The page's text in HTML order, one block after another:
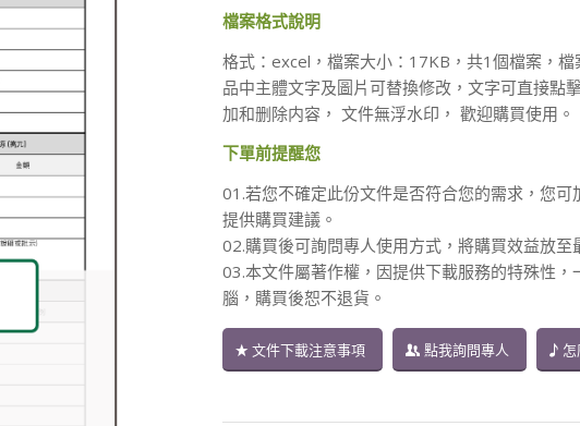
檔案格式說明
格式：excel，檔案大小：17KB，共1個檔案，
品中主體文字及圖片可替換修改，文字可直接點
加和删除内容， 文件無浮水印， 歡迎購買使用。
下單前提醒您
01.若您不確定此份文件是否符合您的需求，您可
提供購買建議。
02.購買後可詢問專人使用方式，將購買效益放至
03.本文件屬著作權，因提供下載服務的特殊性
腦，購買後恕不退貨。
文件下載注意事項 點我詢問專人